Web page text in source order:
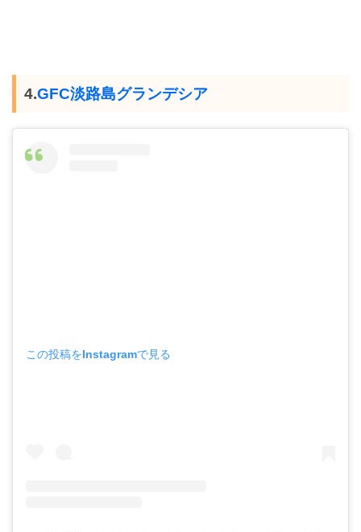
4.GFC淡路島グランデシア
この投稿をInstagramで見る